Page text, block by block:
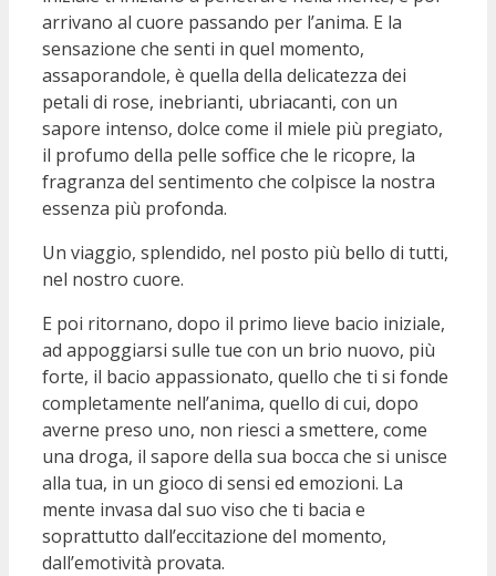
arrivano al cuore passando per l’anima. E la
sensazione che senti in quel momento,
assaporandole, è quella della delicatezza dei
petali di rose, inebrianti, ubriacanti, con un
sapore intenso, dolce come il miele più pregiato,
il profumo della pelle soffice che le ricopre, la
fragranza del sentimento che colpisce la nostra
essenza più profonda.
Un viaggio, splendido, nel posto più bello di tutti,
nel nostro cuore.
E poi ritornano, dopo il primo lieve bacio iniziale,
ad appoggiarsi sulle tue con un brio nuovo, più
forte, il bacio appassionato, quello che ti si fonde
completamente nell’anima, quello di cui, dopo
averne preso uno, non riesci a smettere, come
una droga, il sapore della sua bocca che si unisce
alla tua, in un gioco di sensi ed emozioni. La
mente invasa dal suo viso che ti bacia e
soprattutto dall’eccitazione del momento,
dall’emotività provata.